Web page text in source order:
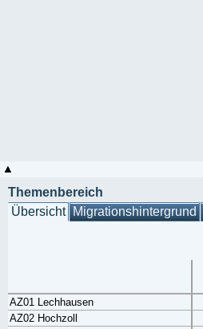
Themenbereich
Übersicht Migrationshintergrund
AZ01 Lechhausen
AZ02 Hochzoll